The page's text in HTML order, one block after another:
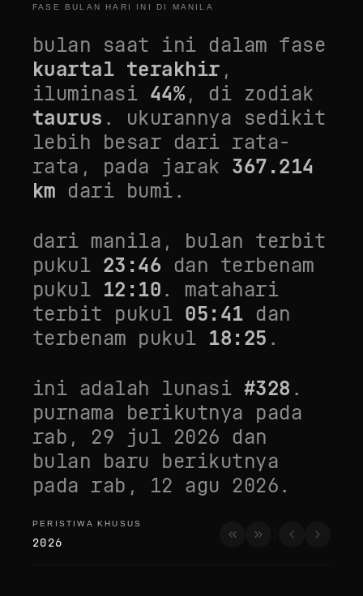
FASE BULAN HARI INI DI MANILA
bulan saat ini dalam fase
kuartal terakhir ,
iluminasi 44%, di zodiak
taurus . ukurannya sedikit
lebih besar dari rata-
rata , pada jarak 367.214
km dari bumi.
dari manila , bulan terbit
pukul 23:46 dan terbenam
pukul 12:10. matahari
terbit pukul 05:41 dan
terbenam pukul 18:25 .
ini adalah lunasi #328 .
purnama berikutnya pada
rab, 29 jul 2026 dan
bulan baru berikutnya
padarab, 12 agu 2026.
peristiwa khusus
PERISTIWA KHUSUS
2026